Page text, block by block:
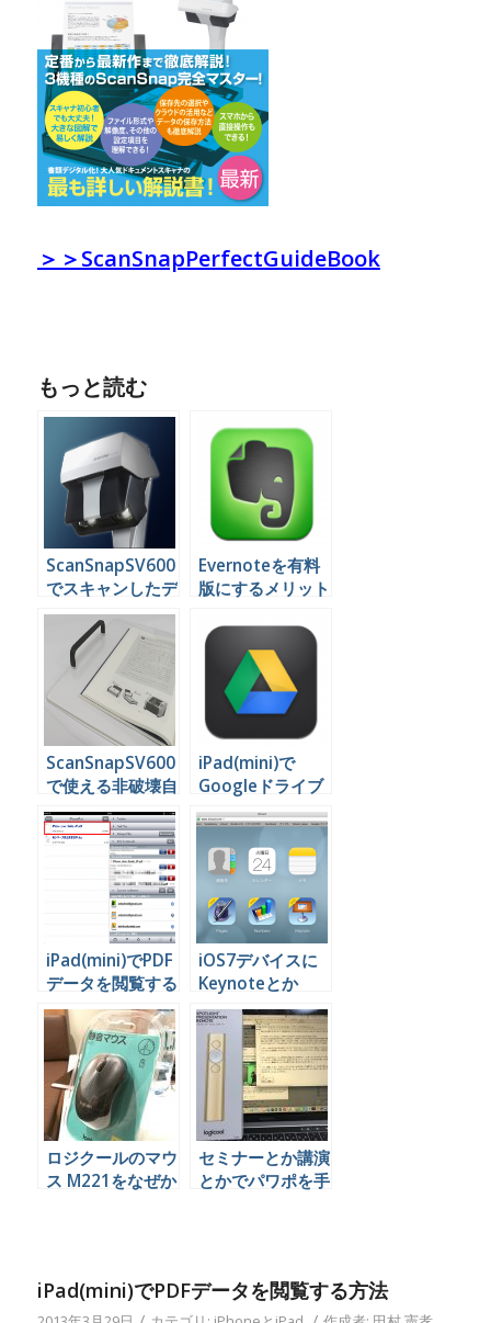
＞＞ScanSnapPerfectGuideBook
もっと読む
ScanSnapSV600
でスキャンしたデ
ータの画質って実
際のところどうよ
Evernoteを有料
版にするメリット
ScanSnapSV600
で使える非破壊自
炊の便利ツールが
出ますよぉ
iPad(mini)で
Googleドライブ
のデータを編集す
る
iPad(mini)でPDF
データを閲覧する
方法
iOS7デバイスに
Keynoteとか
Pagesとか
Numbersを無料
で入れる方法
ロジクールのマウ
ス M221をなぜか
セミナーとか講演
とかでパワポを手
iPad(mini)でPDFデータを閲覧する方法